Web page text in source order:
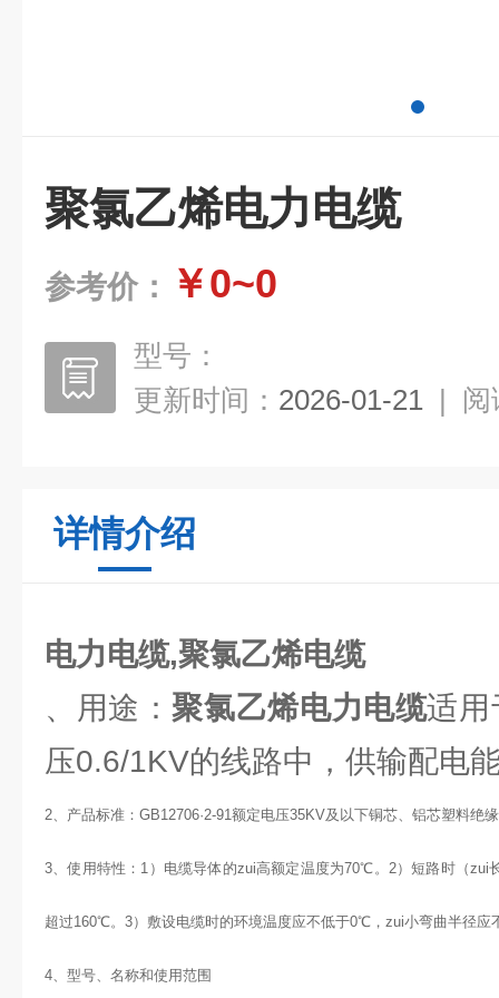
聚氯乙烯电力电缆
参考价： ￥0~0
型号：
更新时间： 2026-01-21 | 阅
详情介绍
电力电缆,聚氯乙烯电缆
、用途：聚氯乙烯电力电缆适用
压0.6/1KV的线路中，供输配电
2、产品标准：GB12706·2-91额定电压35KV及以下铜芯、铝芯塑料绝
3、使用特性：1）电缆导体的zui高额定温度为70℃。2）短路时（zui
超过160℃。3）敷设电缆时的环境温度应不低于0℃，zui小弯曲半径应
4、型号、名称和使用范围